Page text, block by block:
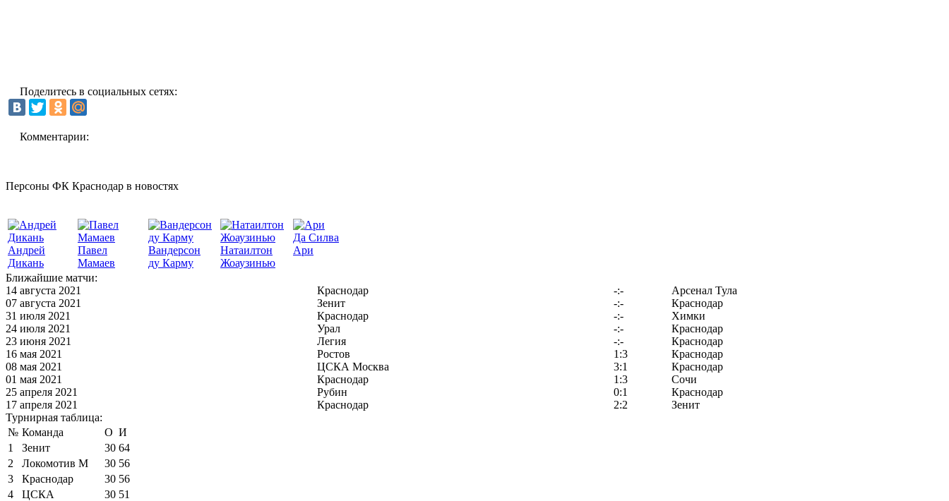
Поделитесь в социальных сетях:
Комментарии:
Персоны ФК Краснодар в новостях
Андрей
Дикань
Павел
Мамаев
Вандерсон
ду Карму
Натаилтон
Жоаузинью
Да Силва
Ари
Ближайшие матчи:
14 августа 2021
Краснодар -:-
Арсенал Тула
07 августа 2021
Зенит -:-
Краснодар
31 июля 2021
Краснодар -:-
Химки
24 июля 2021
Урал -:-
Краснодар
23 июня 2021
Легия -:-
Краснодар
16 мая 2021
Ростов 1:3
Краснодар
08 мая 2021
ЦСКА Москва 3:1
Краснодар
01 мая 2021
Краснодар 1:3
Сочи
25 апреля 2021
Рубин 0:1
Краснодар
17 апреля 2021
Краснодар 2:2
Зенит
Турнирная таблица:
№ Команда О И
1
Зенит 30 64
2
Локомотив М 30 56
3
Краснодар 30 56
4
ЦСКА 30 51